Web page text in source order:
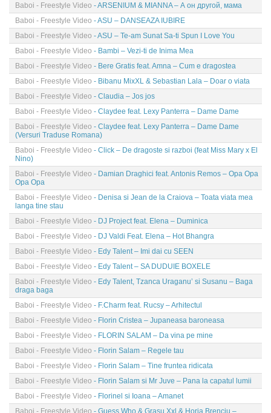
Baboi - Freestyle Video - ARSENIUM & MIANNA – А он другой, мама
Baboi - Freestyle Video - ASU – DANSEAZA IUBIRE
Baboi - Freestyle Video - ASU – Te-am Sunat Sa-ti Spun I Love You
Baboi - Freestyle Video - Bambi – Vezi-ti de Inima Mea
Baboi - Freestyle Video - Bere Gratis feat. Amna – Cum e dragostea
Baboi - Freestyle Video - Bibanu MixXL & Sebastian Lala – Doar o viata
Baboi - Freestyle Video - Claudia – Jos jos
Baboi - Freestyle Video - Claydee feat. Lexy Panterra – Dame Dame
Baboi - Freestyle Video - Claydee feat. Lexy Panterra – Dame Dame
(Versuri Traduse Romana)
Baboi - Freestyle Video - Click – De dragoste si razboi (feat Miss Mary x El
Nino)
Baboi - Freestyle Video - Damian Draghici feat. Antonis Remos – Opa Opa
Opa Opa
Baboi - Freestyle Video - Denisa si Jean de la Craiova – Toata viata mea
langa tine stau
Baboi - Freestyle Video - DJ Project feat. Elena – Duminica
Baboi - Freestyle Video - DJ Valdi Feat. Elena – Hot Bhangra
Baboi - Freestyle Video - Edy Talent – Imi dai cu SEEN
Baboi - Freestyle Video - Edy Talent – SA DUDUIE BOXELE
Baboi - Freestyle Video - Edy Talent, Tzanca Uraganu’ si Susanu – Baga
draga baga
Baboi - Freestyle Video - F.Charm feat. Rucsy – Arhitectul
Baboi - Freestyle Video - Florin Cristea – Jupaneasa baroneasa
Baboi - Freestyle Video - FLORIN SALAM – Da vina pe mine
Baboi - Freestyle Video - Florin Salam – Regele tau
Baboi - Freestyle Video - Florin Salam – Tine fruntea ridicata
Baboi - Freestyle Video - Florin Salam si Mr Juve – Pana la capatul lumii
Baboi - Freestyle Video - Florinel si Ioana – Amanet
Baboi - Freestyle Video - Guess Who & Grasu Xxl & Horia Brenciu –